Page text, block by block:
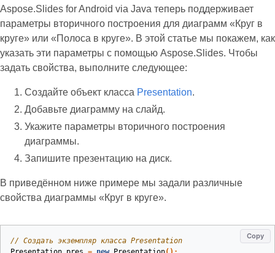
Aspose.Slides for Android via Java теперь поддерживает
параметры вторичного построения для диаграмм «Круг в
круге» или «Полоса в круге». В этой статье мы покажем, как
указать эти параметры с помощью Aspose.Slides. Чтобы
задать свойства, выполните следующее:
Создайте объект класса Presentation.
Добавьте диаграмму на слайд.
Укажите параметры вторичного построения
диаграммы.
Запишите презентацию на диск.
В приведённом ниже примере мы задали различные
свойства диаграммы «Круг в круге».
Copy
// Создать экземпляр класса Presentation